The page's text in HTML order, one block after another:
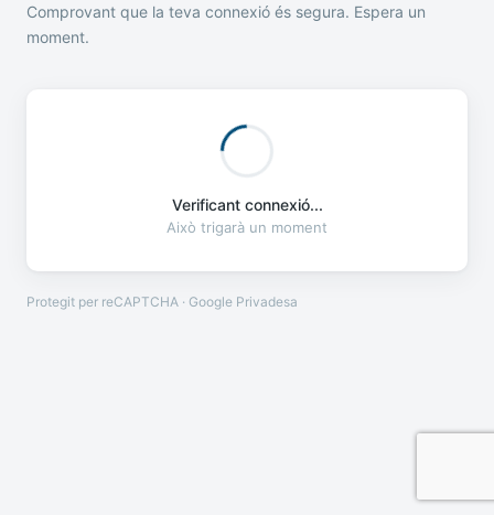
Comprovant que la teva connexió és segura. Espera un
moment.
Verificant connexió...
Això trigarà un moment
Protegit per reCAPTCHA · Google Privadesa